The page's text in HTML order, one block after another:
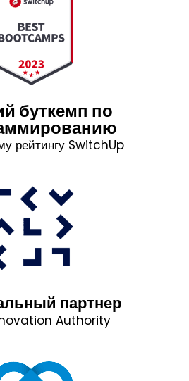
буткемп по
рейтингу SwitchUp
партнер
Authority